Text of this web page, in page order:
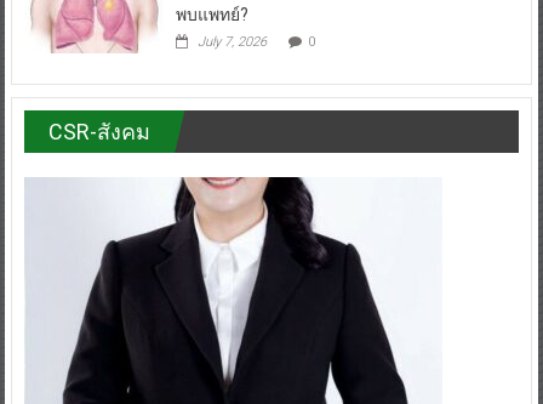
พบแพทย์?
July 7, 2026 0
CSR-สังคม